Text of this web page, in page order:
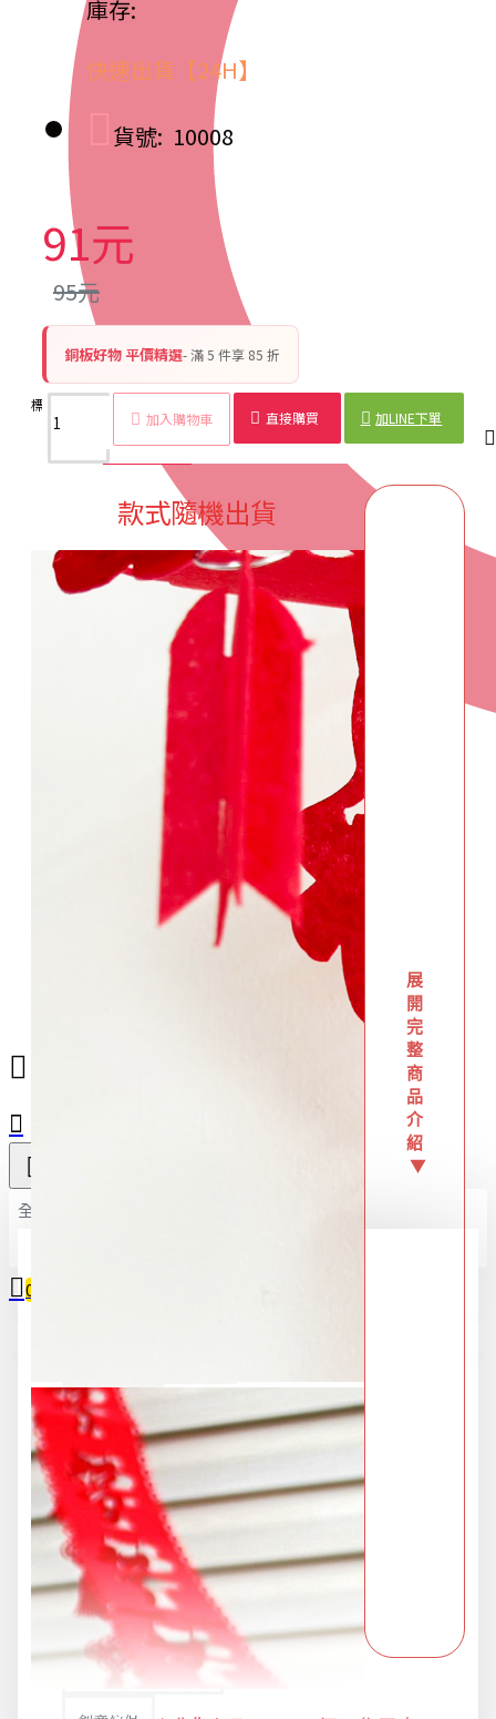
全部
618購物節
DIY專區
五金用品
交換禮物專區 95折
0
庫存:
快速出貨【24H】
貨號: 10008
91元
95元
銅板好物 平價精選- 滿 5 件享 85 折
加入購物車 直接購買 加LINE下單
標籤：
商品詳情 配送時間
款式隨機出貨
展
開
完
整
商
品
介
紹
▼